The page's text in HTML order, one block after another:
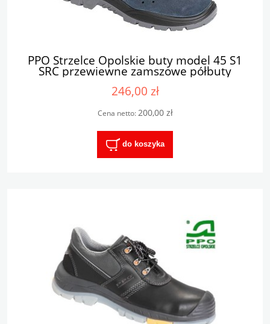
PPO Strzelce Opolskie buty model 45 S1
SRC przewiewne zamszowe półbuty
246,00 zł
Cena netto:200,00 zł
do koszyka